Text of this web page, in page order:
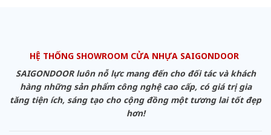
HỆ THỐNG SHOWROOM CỬA NHỰA SAIGONDOOR
SAIGONDOOR luôn nỗ lực mang đến cho đối tác và khách
hàng những sản phẩm công nghệ cao cấp, có giá trị gia
tăng tiện ích, sáng tạo cho cộng đồng một tương lai tốt đẹp
hơn!